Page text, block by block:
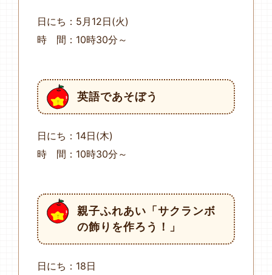
日にち：5月12日(火)
時 間：10時30分～
英語であそぼう
日にち：14日(木)
時 間：10時30分～
親子ふれあい「サクランボ
の飾りを作ろう！」
日にち：18日